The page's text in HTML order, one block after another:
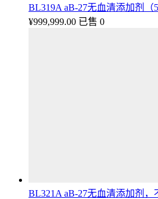
BL319A aB-27无血清添加剂（
¥999,999.00 已售 0
BL321A aB-27无血清添加剂